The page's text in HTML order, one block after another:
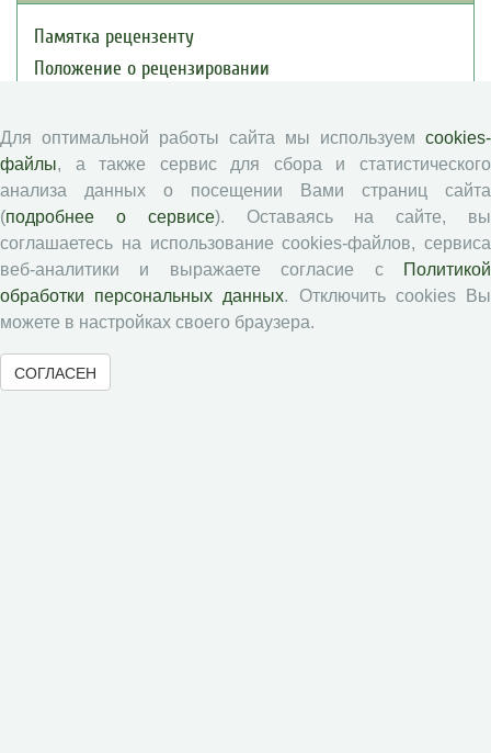
Памятка рецензенту
Положение о рецензировании
Журналы ВолНЦ РАН
Экономические и социальные перемены
Проблемы развития территории
Вопросы территориального развития
Социальное пространство
Юный экономист
АгроЗооТехника
Для оптимальной работы сайта мы используем cookies-
файлы, а также сервис для сбора и статистического
анализа данных о посещении Вами страниц сайта
(подробнее о сервисе). Оставаясь на сайте, вы
соглашаетесь на использование cookies-файлов, сервиса
веб-аналитики и выражаете согласие с
Политикой
обработки персональных данных. Отключить cookies Вы
можете в настройках своего браузера.
СОГЛАСЕН